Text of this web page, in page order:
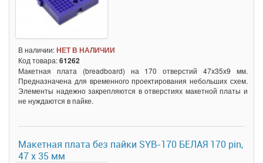
В наличии:НЕТ В НАЛИЧИИ
Код товара:61262
Макетная плата (breadboard) на 170 отверстий 47x35х9 мм.
Предназначена для временного проектирования небольших схем.
Элементы надежно закрепляются в отверстиях макетной платы и
не нуждаются в пайке.
Макетная плата без пайки SYB-170 БЕЛАЯ 170 pin,
47 x 35 мм